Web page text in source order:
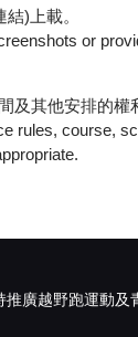
)上載。
or
及其他安排的權
rules, course,
推廣越野跑運動及